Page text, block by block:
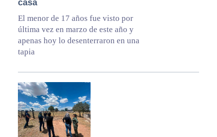
casa
El menor de 17 años fue visto por
última vez en marzo de este año y
apenas hoy lo desenterraron en una
tapia